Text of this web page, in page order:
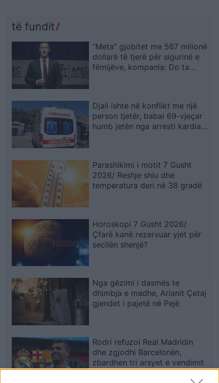
të fundit
“Meta” gjobitet me 567 milionë
dollarë të tjerë për sigurinë e
fëmijëve, kompania: Do ta
Djali ishte në konflikt me një
person tjetër, babai 69-vjeçar
humb jetën nga arresti kardiak
Parashikimi i motit 7 Gusht
2026/ Reshje shiu dhe
temperatura deri në 38 gradë
Horoskopi 7 Gusht 2026/
Çfarë kanë rezervuar yjet për
secilën shenjë?
Nga gëzimi i dasmës te
dhimbja e madhe, Arianit Çetaj
gjendet i pajetë në Pejë
Rodri refuzoi Real Madridin
dhe zgjodhi Barcelonën,
zbardhen tri arsyet e vendimit